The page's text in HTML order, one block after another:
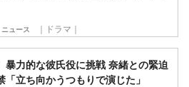
ニュース ｜ドラマ｜
暴力的な彼氏役に挑戦 奈緒との緊迫
「立ち向かうつもりで演じた」